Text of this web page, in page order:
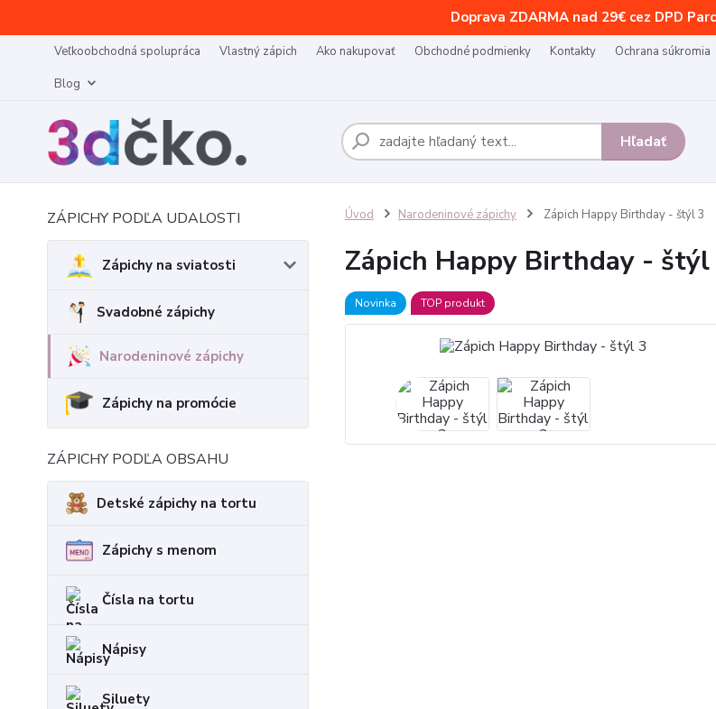
Doprava ZDARMA nad 29€ cez DPD
Veľkoobchodná spolupráca Vlastný zápich Ako nakupovať Obchodné podmienky Kontakty Ochrana súkromia
Blog
Hľadať
ZÁPICHY PODĽA UDALOSTI
Zápichy na sviatosti
Svadobné zápichy
Narodeninové zápichy
Zápichy na promócie
ZÁPICHY PODĽA OBSAHU
Detské zápichy na tortu
Zápichy s menom
Čísla na tortu
Nápisy
Siluety
Úvod Narodeninové zápichy Zápich Happy Birthday - štýl 3
Zápich Happy Birthday - štýl
Novinka TOP produkt